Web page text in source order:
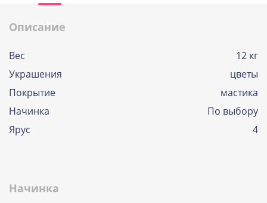
Описание
Вес
12 кг
Украшения
цветы
Покрытие
мастика
Начинка
По выбору
Ярус
4
Начинка